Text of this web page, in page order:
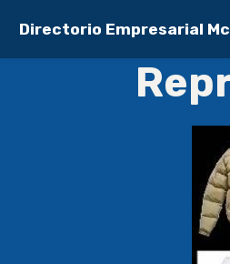
Directorio Empresarial